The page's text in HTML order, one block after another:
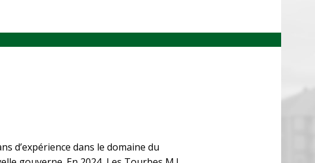
d’expérience dans le domaine du